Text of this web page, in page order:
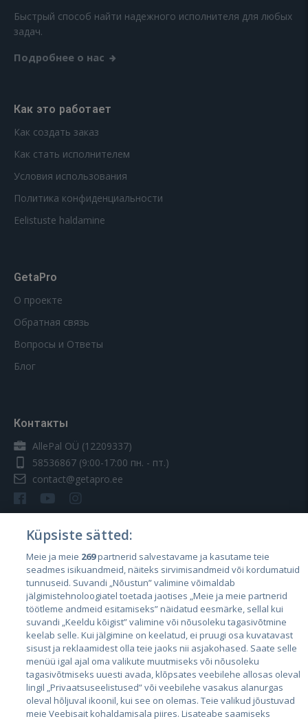
Быстрый способ найти надежного исполнителя для любых
задач.
Подробнее о нас
Как это работает
Как создать заказ
Как стать исполнителем
Условия использования
Политика конфиденциальности
Eelistuste haldamine
GetaPro
О проекте
Обратная связь
Вопросы и Ответы
Блог
Контакты
AllePal OÜ (12209337)
58536867 (9:00-17:00 пн. - пт.)
contact@getapro.ee
Страны
Эстония
Латвия
Литва
Küpsiste sätted:
Meie ja meie 269partnerid salvestavame ja kasutame teie
seadmes isikuandmeid, näiteks sirvimisandmeid või kordumatuid
tunnuseid. Suvandi „Nõustun” valimine võimaldab
jälgimistehnoloogiatel toetada jaotises „Meie ja meie partnerid
töötleme andmeid esitamiseks” näidatud eesmärke, sellal kui
suvandi „Keeldu kõigist” valimine või nõusoleku tagasivõtmine
keelab selle. Kui jälgimine on keelatud, ei pruugi osa kuvatavast
sisust ja reklaamidest olla teie jaoks nii asjakohased. Saate selle
menüü igal ajal oma valikute muutmiseks või nõusoleku
tagasivõtmiseks uuesti avada, klõpsates veebilehe allosas oleval
lingil „Privaatsuseelistused” või veebilehe vasakus alanurgas
oleval hõljuval ikoonil, kui see on olemas. Teie valikud jõustuvad
meie Veebisait kohaldamisala piires. Lisateabe saamiseks